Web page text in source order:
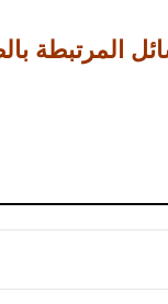
المرتبطة